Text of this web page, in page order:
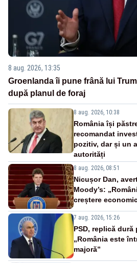
8 aug. 2026, 13:35
Groenlanda îi pune frână lui
după planul de foraj
8 aug. 2026, 10:38
România își
recomandat
pozitiv, dar și un
autorități
8 aug. 2026, 08:51
Nicușor Dan,
Moody’s:
creștere
7 aug. 2026, 15:26
PSD, replică
„România este
majoră”